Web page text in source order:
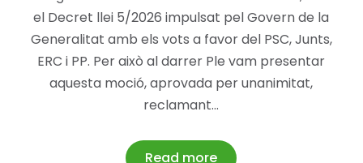
el Decret llei 5/2026 impulsat pel Govern de la
Generalitat amb els vots a favor del PSC, Junts,
ERC i PP. Per això al darrer Ple vam presentar
aquesta moció, aprovada per unanimitat,
reclamant…
Read more